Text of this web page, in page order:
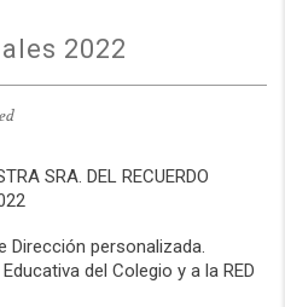
2022
SRA. DEL RECUERDO
Dirección personalizada.
del Colegio y a la RED